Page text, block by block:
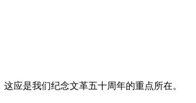
应是我们纪念文革五十周年的重点所在。